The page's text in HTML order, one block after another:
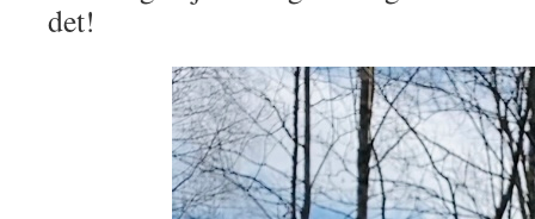
det!